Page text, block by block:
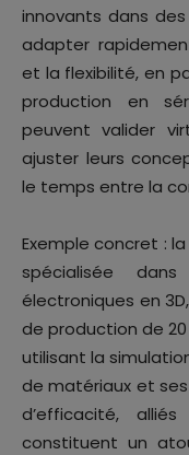
innovants dans
adapter
et la flexibilité, en
production en
peuvent valider
ajuster leurs
le temps entre la
Exemple concret :
spécialisée
électroniques en
de production de
utilisant la
de matériaux et ses
d’efficacité,
constituent un